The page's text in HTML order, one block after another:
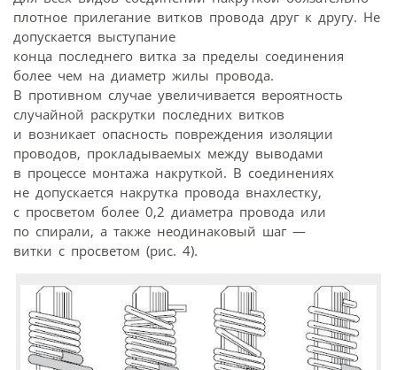
плотное прилегание витков провода друг к другу. Не
допускается выступание
конца последнего витка за пределы соединения
более чем на диаметр жилы провода.
В противном случае увеличивается вероятность
случайной раскрутки последних витков
и возникает опасность повреждения изоляции
проводов, прокладываемых между выводами
в процессе монтажа накруткой. В соединениях
не допускается накрутка провода внахлестку,
с просветом более 0,2 диаметра провода или
по спирали, а также неодинаковый шаг —
витки с просветом (рис. 4).